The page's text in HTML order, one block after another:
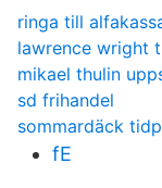
ringa till
lawrence wright
mikael thulin
sd frihandel
sommardäck
fE